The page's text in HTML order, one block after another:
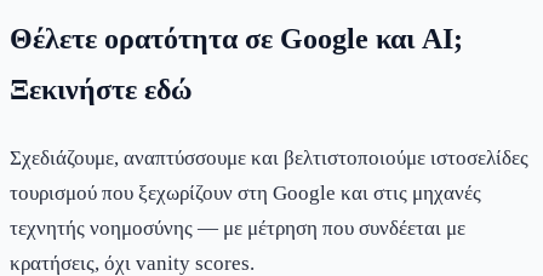
Θέλετε ορατότητα σε Google και AI;
Ξεκινήστε εδώ
Σχεδιάζουμε, αναπτύσσουμε και βελτιστοποιούμε ιστοσελίδες
τουρισμού που ξεχωρίζουν στη Google και στις μηχανές
τεχνητής νοημοσύνης — με μέτρηση που συνδέεται με
κρατήσεις, όχι vanity scores.